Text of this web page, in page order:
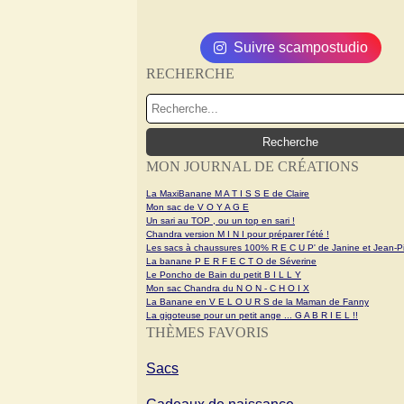
Suivre scampostudio
RECHERCHE
MON JOURNAL DE CRÉATIONS
La MaxiBanane M A T I S S E de Claire
Mon sac de V O Y A G E
Un sari au TOP , ou un top en sari !
Chandra version M I N I pour préparer l'été !
Les sacs à chaussures 100% R E C U P' de Janine et Jean-
La banane P E R F E C T O de Séverine
Le Poncho de Bain du petit B I L L Y
Mon sac Chandra du N O N - C H O I X
La Banane en V E L O U R S de la Maman de Fanny
La gigoteuse pour un petit ange ... G A B R I E L !!
THÈMES FAVORIS
Sacs